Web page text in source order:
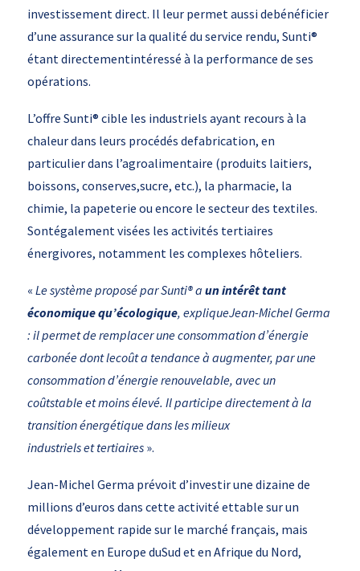
investissement direct. Il leur permet aussi debénéficier
d’une assurance sur la qualité du service rendu, Sunti®
étant directementintéressé à la performance de ses
opérations.
L’offre Sunti® cible les industriels ayant recours à la
chaleur dans leurs procédés defabrication, en
particulier dans l’agroalimentaire (produits laitiers,
boissons, conserves,sucre, etc.), la pharmacie, la
chimie, la papeterie ou encore le secteur des textiles.
Sontégalement visées les activités tertiaires
énergivores, notamment les complexes hôteliers.
« Le système proposé par Sunti® a un intérêt tant
économique qu’écologique, expliqueJean-Michel Germa
: il permet de remplacer une consommation d’énergie
carbonée dont lecoût a tendance à augmenter, par une
consommation d’énergie renouvelable, avec un
coûtstable et moins élevé. Il participe directement à la
transition énergétique dans les milieux
industriels et tertiaires».
Jean-Michel Germa prévoit d’investir une dizaine de
millions d’euros dans cette activité ettable sur un
développement rapide sur le marché français, mais
également en Europe duSud et en Afrique du Nord,